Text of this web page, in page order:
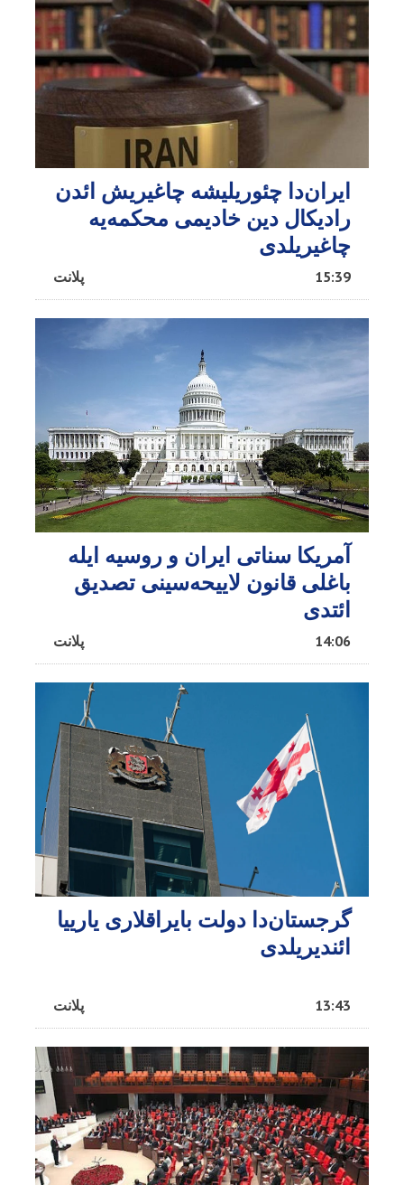
ایران‌دا چئوریلیشه چاغیریش ائد‌ن
رادیکال دین خادیمی محکمه‌یه
چاغیریلدی
پلانت 15:39
آمریکا سناتی ایران و روسیه ایله
باغلی قانون لاییحه‌سینی تصدیق
ائتدی
پلانت 14:06
گرجستان‌دا دولت بایراقلاری یارییا
ائندیریلدی
پلانت 13:43